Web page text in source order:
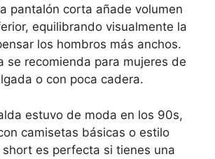
pantalón corta añade volumen
equilibrando visualmente la
los hombros más anchos.
se recomienda para mujeres de
o con poca cadera.
estuvo de moda en los 90s,
camisetas básicas o estilo
es perfecta si tienes una